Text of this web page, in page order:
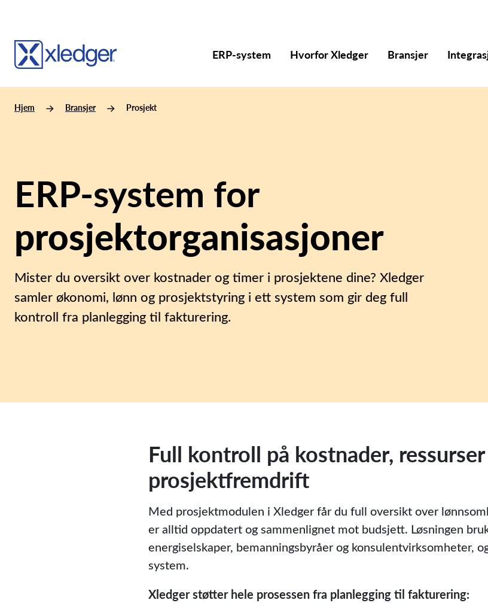
ERP-system Hvorfor Xledger Bransjer
Hjem Bransjer Prosjekt
ERP-system for
prosjektorganisasjoner
Mister du oversikt over kostnader og timer i prosjektene dine? Xledger
samler økonomi, lønn og prosjektstyring i ett system som gir deg full
kontroll fra planlegging til fakturering.
Full kontroll på kostnader,
prosjektfremdrift
Med prosjektmodulen i Xledger får du full oversikt over
er alltid oppdatert og sammenlignet mot budsjett. Løsningen
energiselskaper, bemanningsbyråer og konsulentvirksomheter,
system.
Xledger støtter hele prosessen fra planlegging til fakturering: